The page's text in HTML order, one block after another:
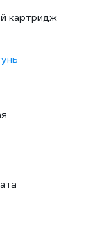
картридж